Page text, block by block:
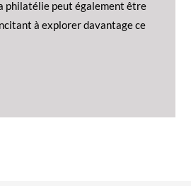
philatélie peut également être
à explorer davantage ce